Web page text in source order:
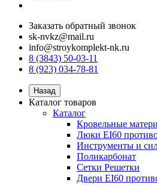
Заказать обратный звонок
sk-nvkz@mail.ru
info@stroykomplekt-nk.ru
8 (3843) 50-03-11
8 (923) 034-78-81
Назад
Каталог товаров
Каталог
Кровельные
Люки EI60
Инструменты и
Поликарбонат
Сетки Решетки
Двери EI60